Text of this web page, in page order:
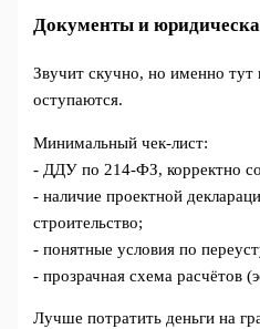
Документы и
Звучит скучно, но именно тут
оступаются.
Минимальный чек-лист:
- ДДУ по 214-ФЗ, корректно
- наличие проектной
строительство;
- понятные условия по
- прозрачная схема расчётов
Лучше потратить деньги на